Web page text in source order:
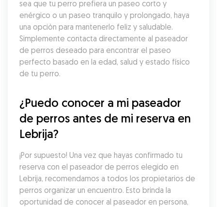
sea que tu perro prefiera un paseo corto y
enérgico o un paseo tranquilo y prolongado, haya
una opción para mantenerlo feliz y saludable.
Simplemente contacta directamente al paseador
de perros deseado para encontrar el paseo
perfecto basado en la edad, salud y estado físico
de tu perro.
¿Puedo conocer a mi paseador
de perros antes de mi reserva en
Lebrija?
¡Por supuesto! Una vez que hayas confirmado tu
reserva con el paseador de perros elegido en
Lebrija, recomendamos a todos los propietarios de
perros organizar un encuentro. Esto brinda la
oportunidad de conocer al paseador en persona,